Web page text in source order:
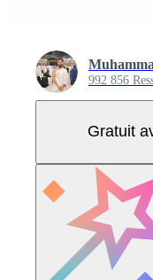
992 856
Gratuit